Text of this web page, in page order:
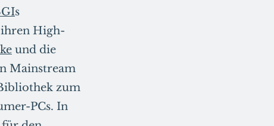
s
High-
und die
Mainstream
zum
PCs. In